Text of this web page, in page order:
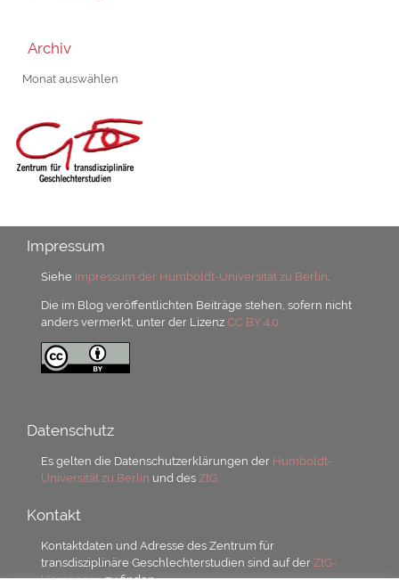
Archiv
Archiv
Impressum
Siehe Impressum der Humboldt-Universität zu Berlin.
Die im Blog veröffentlichten Beiträge stehen, sofern nicht
anders vermerkt, unter der LizenzCC BY 4.0.
Datenschutz
Es gelten die Datenschutzerklärungen der Humboldt-
Universität zu Berlin und desZtG.
Kontakt
Kontaktdaten und Adresse des Zentrum für
transdisziplinäre Geschlechterstudien sind auf derZtG-